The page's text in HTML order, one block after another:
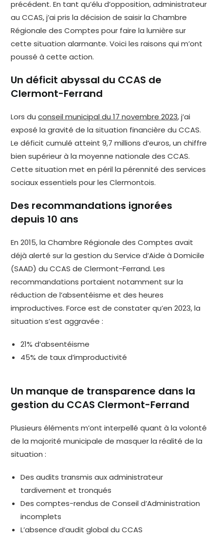
précédent. En tant qu’élu d’opposition, administrateur
au CCAS, j’ai pris la décision de saisir la Chambre
Régionale des Comptes pour faire la lumière sur
cette situation alarmante. Voici les raisons qui m’ont
poussé à cette action.
Un déficit abyssal du CCAS de
Clermont-Ferrand
Lors duconseil municipal du 17 novembre 2023, j’ai
exposé la gravité de la situation financière du CCAS.
Le déficit cumulé atteint 9,7 millions d’euros, un chiffre
bien supérieur à la moyenne nationale des CCAS.
Cette situation met en péril la pérennité des services
sociaux essentiels pour les Clermontois.
Des recommandations ignorées
depuis 10 ans
En 2015, la Chambre Régionale des Comptes avait
déjà alerté sur la gestion du Service d’Aide à Domicile
(SAAD) du CCAS de Clermont-Ferrand. Les
recommandations portaient notamment sur la
réduction de l’absentéisme et des heures
improductives. Force est de constater qu’en 2023, la
situation s’est aggravée :
21% d’absentéisme
45% de taux d’improductivité
Un manque de transparence dans la
gestion du CCAS Clermont-Ferrand
Plusieurs éléments m’ont interpellé quant à la volonté
de la majorité municipale de masquer la réalité de la
situation :
Des audits transmis aux administrateur
tardivement et tronqués
Des comptes-rendus de Conseil d’Administration
incomplets
L’absence d’audit global du CCAS